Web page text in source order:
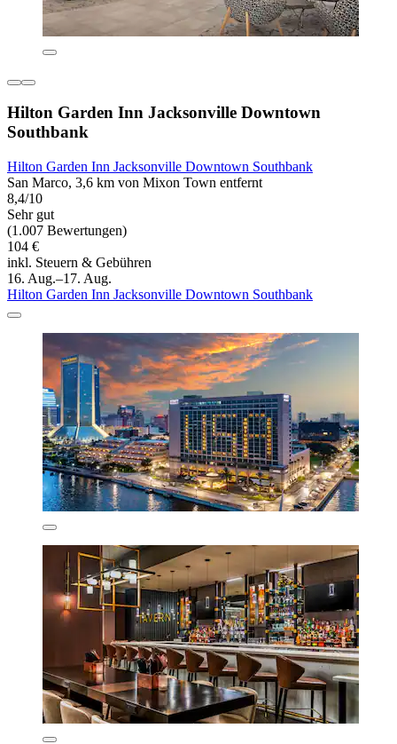
Hilton Garden Inn Jacksonville Downtown
Southbank
Hilton Garden Inn Jacksonville Downtown Southbank
San Marco, 3,6 km von Mixon Town entfernt
8,4/10
Sehr gut
(1.007 Bewertungen)
104 €
inkl. Steuern & Gebühren
16. Aug.–17. Aug.
Hilton Garden Inn Jacksonville Downtown Southbank